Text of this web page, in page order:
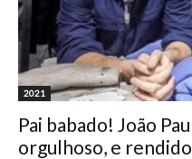
2021
Pai babado! João
orgulhoso, e